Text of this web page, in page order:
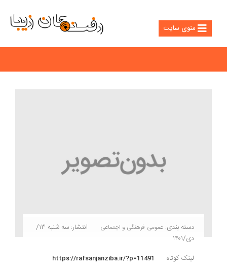
منوی سایت
دسته بندی: عمومی فرهنگی و اجتماعی
انتشار: سه شنبه ۱۳/
دی/۱۴۰۱
لینک کوتاه
https://rafsanjanziba.ir/?p=11491